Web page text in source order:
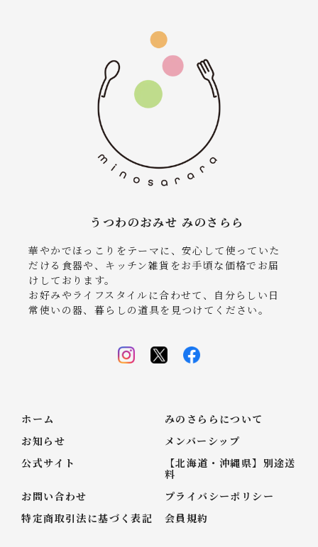
うつわのおみせ みのさらら
華やかでほっこりをテーマに、安心して使っていた
だける食器や、キッチン雑貨をお手頃な価格でお届
けしております。
お好みやライフスタイルに合わせて、自分らしい日
常使いの器、暮らしの道具を見つけてください。
ホーム
みのさららについて
お知らせ
メンバーシップ
公式サイト
【北海道・沖縄県】別途送
料
お問い合わせ
プライバシーポリシー
特定商取引法に基づく表記
会員規約